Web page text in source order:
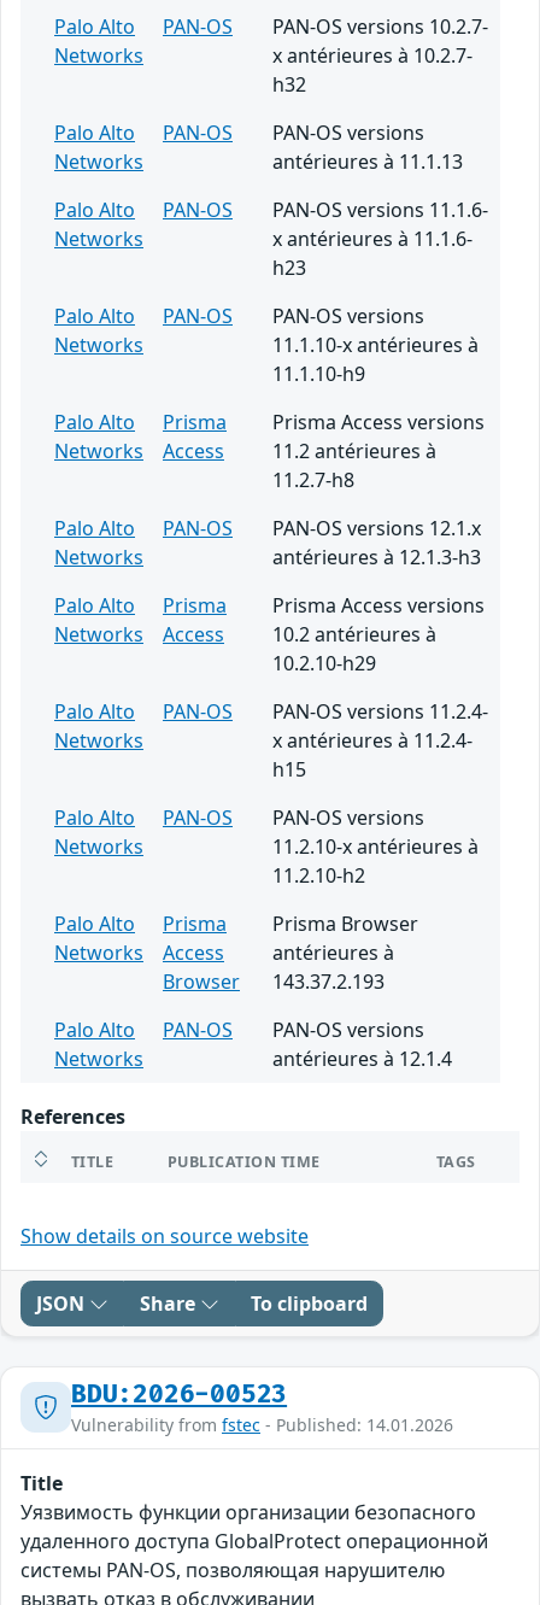
Palo Alto
Networks
PAN-OS
PAN-OS versions 10.2.7-
x antérieures à 10.2.7-
h32
Palo Alto
Networks
PAN-OS
PAN-OS versions
antérieures à 11.1.13
Palo Alto
Networks
PAN-OS
PAN-OS versions 11.1.6-
x antérieures à 11.1.6-
h23
Palo Alto
Networks
PAN-OS
PAN-OS versions
11.1.10-x antérieures à
11.1.10-h9
Palo Alto
Networks
Prisma
Access
Prisma Access versions
11.2 antérieures à
11.2.7-h8
Palo Alto
Networks
PAN-OS
PAN-OS versions 12.1.x
antérieures à 12.1.3-h3
Palo Alto
Networks
Prisma
Access
Prisma Access versions
10.2 antérieures à
10.2.10-h29
Palo Alto
Networks
PAN-OS
PAN-OS versions 11.2.4-
x antérieures à 11.2.4-
h15
Palo Alto
Networks
PAN-OS
PAN-OS versions
11.2.10-x antérieures à
11.2.10-h2
Palo Alto
Networks
Prisma
Access
Browser
Prisma Browser
antérieures à
143.37.2.193
Palo Alto
Networks
PAN-OS
PAN-OS versions
antérieures à 12.1.4
References
TITLE PUBLICATION TIME TAGS
Show details on source website
JSON Share To clipboard
BDU:2026-00523
Vulnerability from fstec - Published: 14.01.2026
Title
Уязвимость функции организации безопасного
удаленного доступа GlobalProtect операционной
системы PAN-OS, позволяющая нарушителю
вызвать отказ в обслуживании